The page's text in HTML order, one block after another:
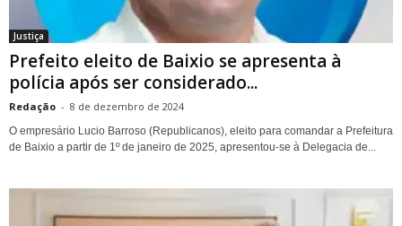
Justiça
Prefeito eleito de Baixio se apresenta à
polícia após ser considerado...
Redação - 8 de dezembro de 2024
O empresário Lucio Barroso (Republicanos), eleito para comandar a Prefeitura
de Baixio a partir de 1º de janeiro de 2025, apresentou-se à Delegacia de...